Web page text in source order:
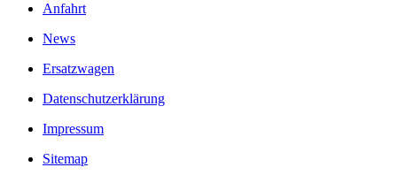
Anfahrt
News
Ersatzwagen
Datenschutzerklärung
Impressum
Sitemap